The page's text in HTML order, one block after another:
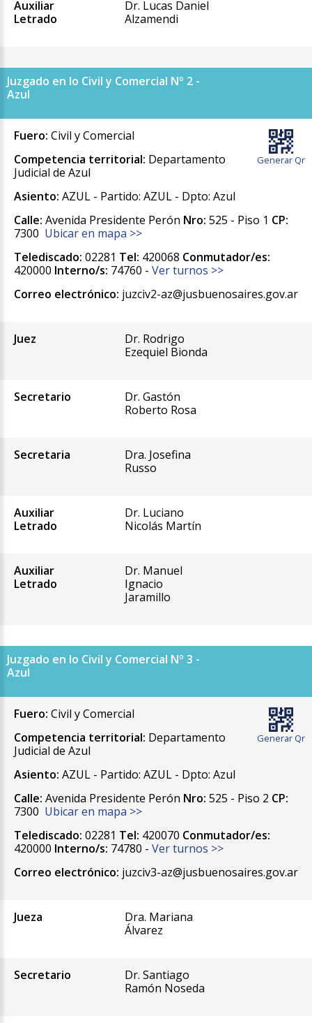
Auxiliar
Letrado
Dr. Lucas Daniel
Alzamendi
Juzgado en lo Civil y Comercial Nº 2 -
Azul
Generar Qr
Fuero: Civil y Comercial
Competencia territorial: Departamento
Judicial de Azul
Asiento: AZUL - Partido: AZUL - Dpto: Azul
Calle: Avenida Presidente Perón Nro: 525 - Piso 1 CP:
7300 Ubicar en mapa >>
Telediscado: 02281 Tel: 420068 Conmutador/es:
420000 Interno/s: 74760 - Ver turnos >>
Correo electrónico: juzciv2-az@jusbuenosaires.gov.ar
Juez
Dr. Rodrigo
Ezequiel Bionda
Secretario
Dr. Gastón
Roberto Rosa
Secretaria
Dra. Josefina
Russo
Auxiliar
Letrado
Dr. Luciano
Nicolás Martín
Auxiliar
Letrado
Dr. Manuel
Ignacio
Jaramillo
Juzgado en lo Civil y Comercial Nº 3 -
Azul
Generar Qr
Fuero: Civil y Comercial
Competencia territorial: Departamento
Judicial de Azul
Asiento: AZUL - Partido: AZUL - Dpto: Azul
Calle: Avenida Presidente Perón Nro: 525 - Piso 2 CP:
7300 Ubicar en mapa >>
Telediscado: 02281 Tel: 420070 Conmutador/es:
420000 Interno/s: 74780 - Ver turnos >>
Correo electrónico: juzciv3-az@jusbuenosaires.gov.ar
Jueza
Dra. Mariana
Álvarez
Secretario
Dr. Santiago
Ramón Noseda